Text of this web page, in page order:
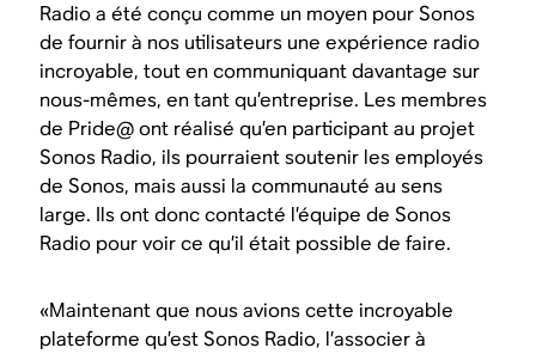
Radio a été conçu comme un moyen pour Sonos
de fournir à nos utilisateurs une expérience radio
incroyable, tout en communiquant davantage sur
nous-mêmes, en tant qu’entreprise. Les membres
de Pride@ ont réalisé qu’en participant au projet
Sonos Radio, ils pourraient soutenir les employés
de Sonos, mais aussi la communauté au sens
large. Ils ont donc contacté l’équipe de Sonos
Radio pour voir ce qu’il était possible de faire.
«Maintenant que nous avions cette incroyable
plateforme qu’est Sonos Radio, l’associer à